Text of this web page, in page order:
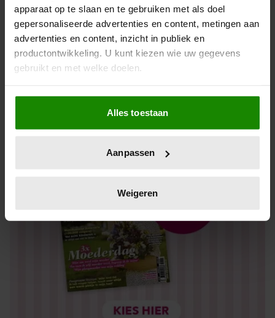
apparaat op te slaan en te gebruiken met als doel
gepersonaliseerde advertenties en content, metingen aan
advertenties en content, inzicht in publiek en
productontwikkeling. U kunt kiezen wie uw gegevens
gebruikt en met welke doelen.
Als u het toestaat, willen we ook graag:
Informatie verzamelen over uw geografische locatie,
die tot een paar meter nauwkeurig kan zijn
op specifieke eigenschappen (fingerprinting)
verwerkt en stel uw voorkeuren in het
intrekken in de Cookieverklaring.
We gebruiken cookies om content en advertenties te
personaliseren, om functies voor social media te bieden
en om ons websiteverkeer te analyseren. Ook delen we
informatie over uw gebruik van onze site met onze
partners voor social media, adverteren en analyse. Deze
Alles toestaan
Aanpassen
Weigeren
Abonneren
Digitaal lezen
Los kopen